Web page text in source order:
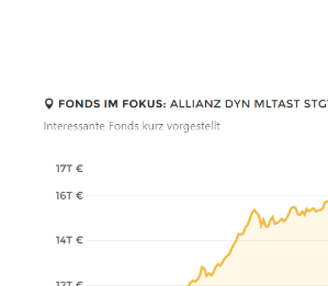
Dynamic
Asset
Strategy